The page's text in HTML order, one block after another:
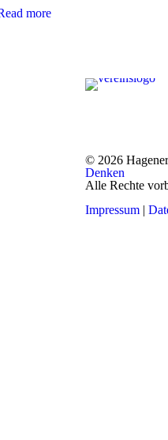
more
© 2026
Denken
Alle Rechte
Impressum|